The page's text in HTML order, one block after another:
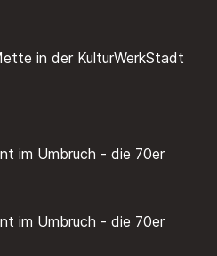
in der KulturWerkStadt
im Umbruch - die 70er
im Umbruch - die 70er